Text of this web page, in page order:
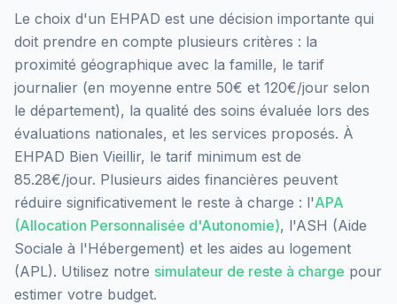
Le choix d'un EHPAD est une décision importante qui
doit prendre en compte plusieurs critères : la
proximité géographique avec la famille, le tarif
journalier (en moyenne entre 50€ et 120€/jour selon
le département), la qualité des soins évaluée lors des
évaluations nationales, et les services proposés. À
EHPAD Bien Vieillir, le tarif minimum est de
85.28€/jour. Plusieurs aides financières peuvent
réduire significativement le reste à charge : l'APA
(Allocation Personnalisée d'Autonomie), l'ASH (Aide
Sociale à l'Hébergement) et les aides au logement
(APL). Utilisez notre simulateur de reste à charge pour
estimer votre budget.